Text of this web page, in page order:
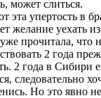
может слиться.
эта упертость в
желание уехать
прочитала, что
2 года
2 года в Сибири
следовательно
Но это явно